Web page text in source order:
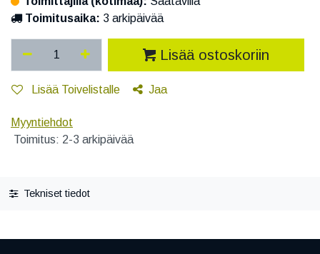
Toimitusaika: 3 arkipäivää
Lisää ostoskoriin
Lisää Toivelistalle Jaa
Myyntiehdot
Toimitus: 2-3 arkipäivää
Tekniset tiedot